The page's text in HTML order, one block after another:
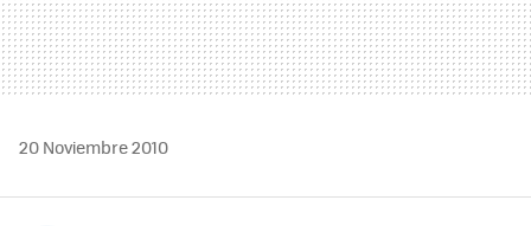
20 Noviembre 2010